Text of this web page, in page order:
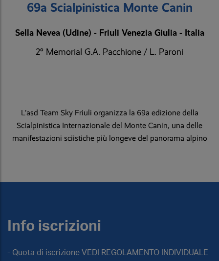
69a Scialpinistica Monte Canin
Sella Nevea (Udine) - Friuli Venezia Giulia - Italia
2° Memorial G.A. Pacchione / L. Paroni
L’asd Team Sky Friuli organizza la 69a edizione della
Scialpinistica Internazionale del Monte Canin, una delle
manifestazioni sciistiche più longeve del panorama alpino
Info iscrizioni
- Quota di iscrizione VEDI REGOLAMENTO INDIVIDUALE